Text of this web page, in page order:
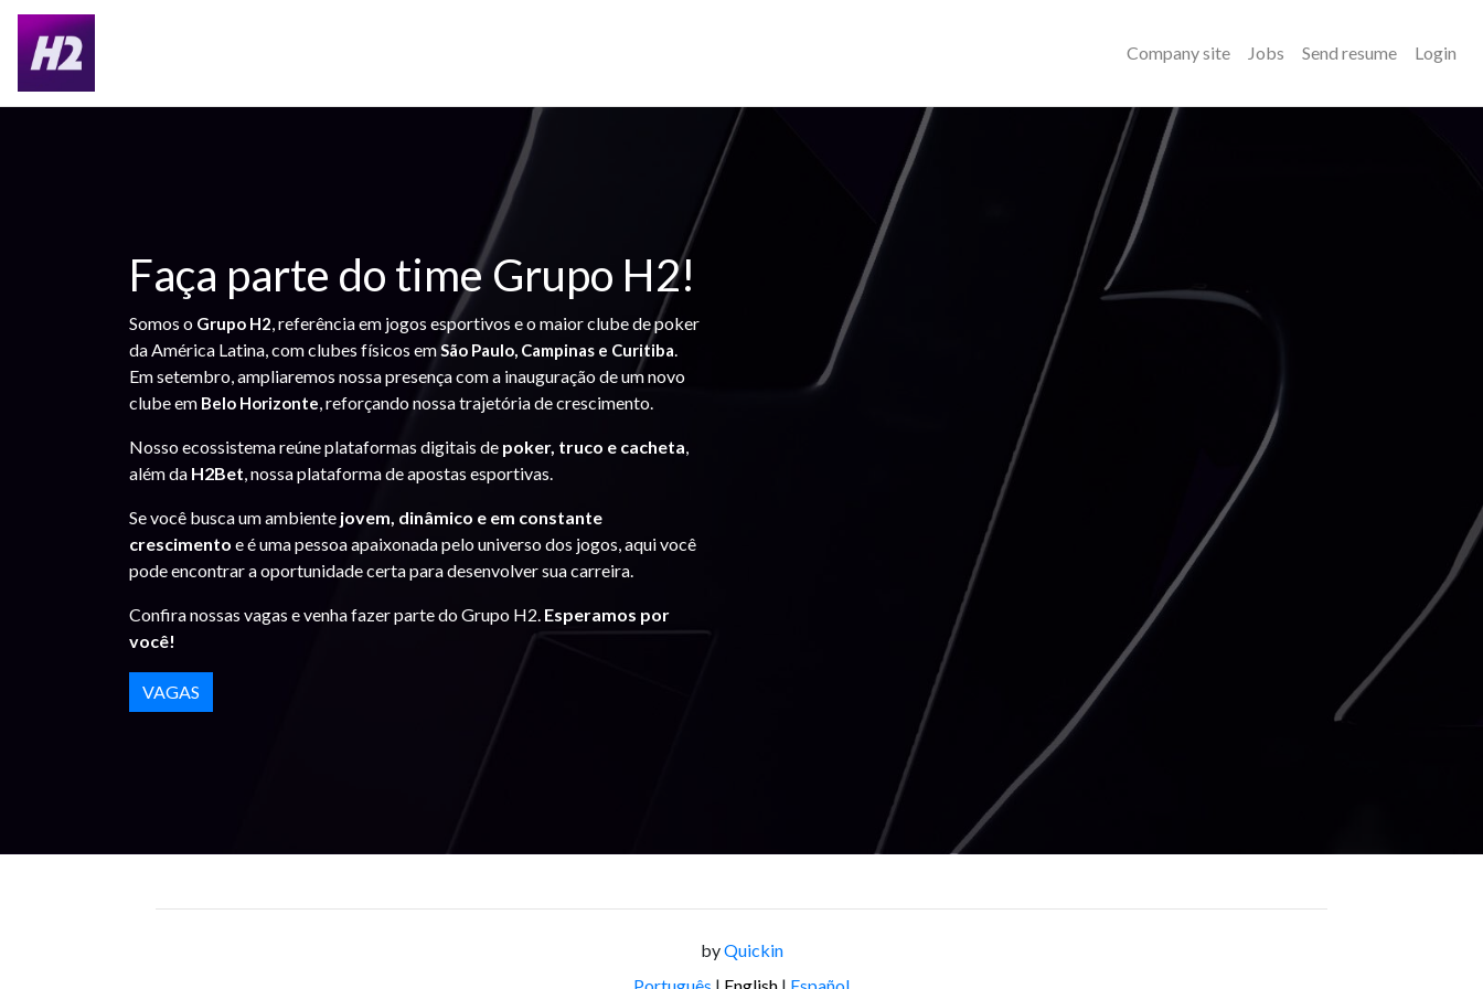
Company site Jobs Send resume Login
Faça parte do time Grupo H2!
Somos o Grupo H2, referência em jogos esportivos e o maior clube de poker
da América Latina, com clubes físicos emSão Paulo, Campinas e Curitiba.
Em setembro, ampliaremos nossa presença com a inauguração de um novo
clube em Belo Horizonte, reforçando nossa trajetória de crescimento.
Nosso ecossistema reúne plataformas digitais de poker, truco e cacheta,
além da H2Bet, nossa plataforma de apostas esportivas.
Se você busca um ambiente jovem, dinâmico e em constante
crescimento e é uma pessoa apaixonada pelo universo dos jogos, aqui você
pode encontrar a oportunidade certa para desenvolver sua carreira.
Confira nossas vagas e venha fazer parte do Grupo H2. Esperamos por
você!
VAGAS
byQuickin